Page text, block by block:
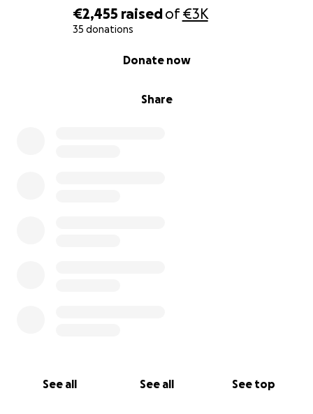
€2,455 raisedof€3K
35 donations
Share
Donate now
See all See all See top